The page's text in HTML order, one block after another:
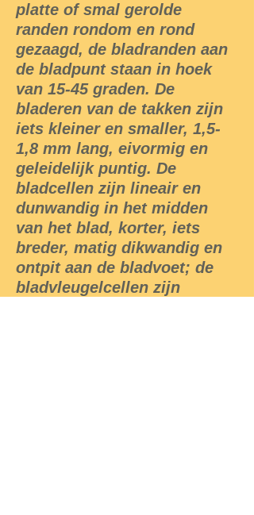
platte of smal gerolde
randen rondom en rond
gezaagd, de bladranden aan
de bladpunt staan in hoek
van 15-45 graden. De
bladeren van de takken zijn
iets kleiner en smaller, 1,5-
1,8 mm lang, eivormig en
geleidelijk puntig. De
bladcellen zijn lineair en
dunwandig in het midden
van het blad, korter, iets
breder, matig dikwandig en
ontpit aan de bladvoet; de
bladvleugelcellen zijn